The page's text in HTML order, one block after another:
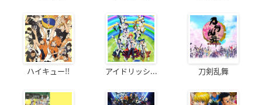
ハイキュー!! アイドリッシ... 刀剣乱舞